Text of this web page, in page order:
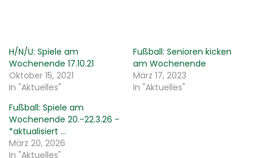
H/N/U: Spiele am
Wochenende 17.10.21
Oktober 15, 2021
In "Aktuelles"
Fußball: Senioren kicken
am Wochenende
März 17, 2023
In "Aktuelles"
Fußball: Spiele am
Wochenende 20.-22.3.26 -
*aktualisiert …
März 20, 2026
In "Aktuelles"